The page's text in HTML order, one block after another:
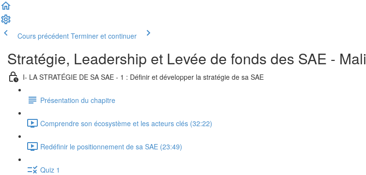
Cours précédent Terminer et continuer
Stratégie, Leadership et Levée de fonds des SAE - Mali
I- LA STRATÉGIE DE SA SAE - 1 : Définir et développer la stratégie de sa SAE
Présentation du chapitre
Comprendre son écosystème et les acteurs clés (32:22)
Redéfinir le positionnement de sa SAE (23:49)
Quiz 1